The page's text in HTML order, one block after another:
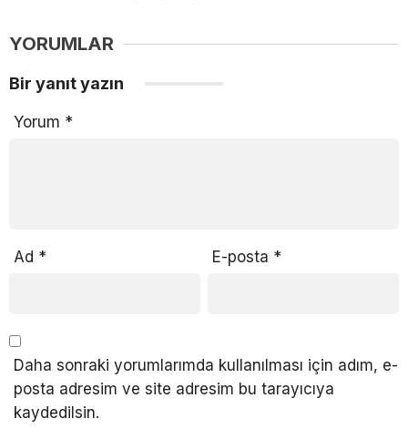
YORUMLAR
Bir yanıt yazın
Yorum *
Ad * E-posta *
Daha sonraki yorumlarımda kullanılması için adım, e-
posta adresim ve site adresim bu tarayıcıya
kaydedilsin.